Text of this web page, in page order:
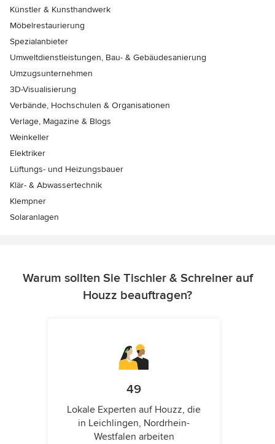
Künstler & Kunsthandwerk
Möbelrestaurierung
Spezialanbieter
Umweltdienstleistungen, Bau- & Gebäudesanierung
Umzugsunternehmen
3D-Visualisierung
Verbände, Hochschulen & Organisationen
Verlage, Magazine & Blogs
Weinkeller
Elektriker
Lüftungs- und Heizungsbauer
Klär- & Abwassertechnik
Klempner
Solaranlagen
Warum sollten Sie Tischler & Schreiner auf
Houzz beauftragen?
49
Lokale Experten auf Houzz, die
in Leichlingen, Nordrhein-
Westfalen arbeiten